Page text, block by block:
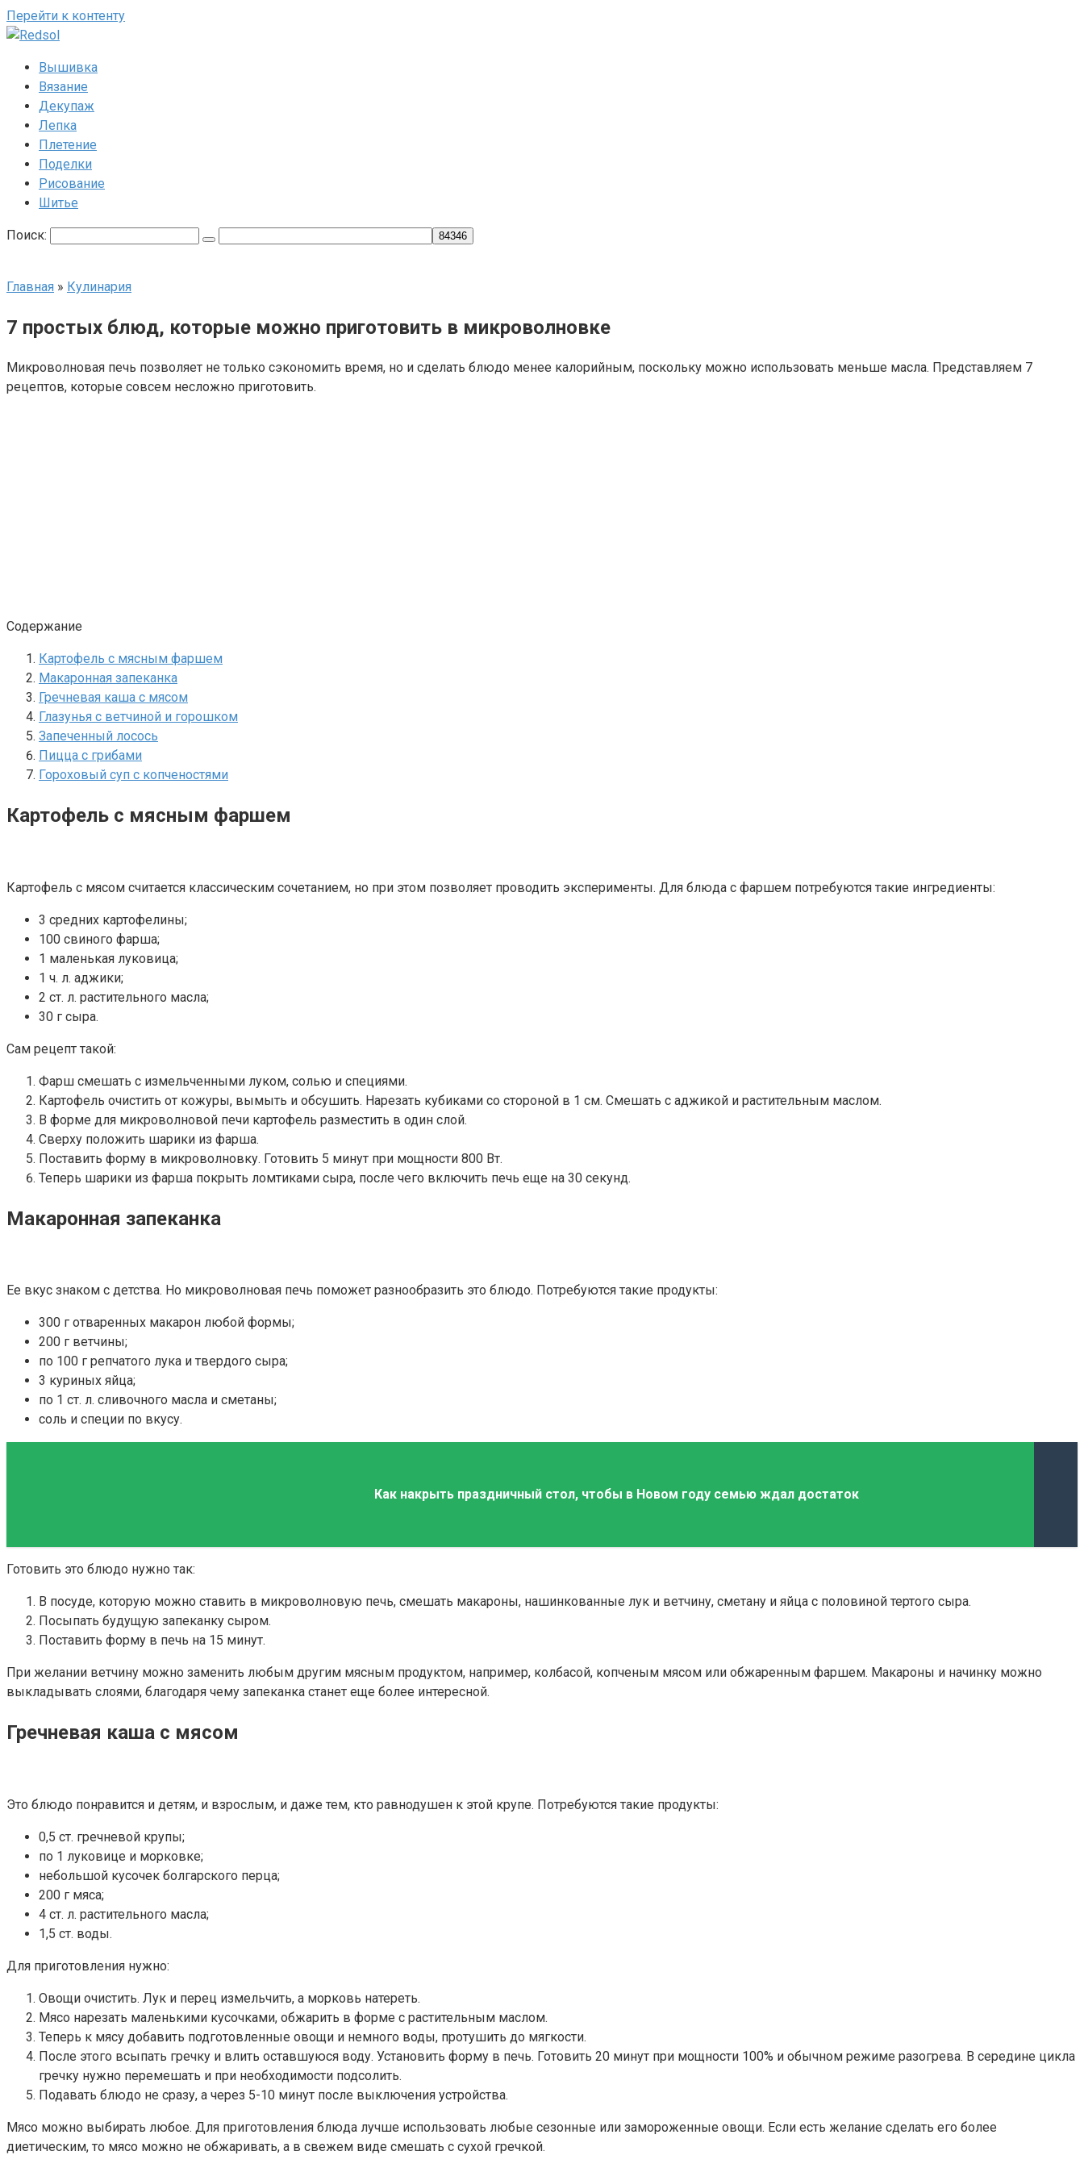
Перейти к контенту
Вышивка
Вязание
Декупаж
Лепка
Плетение
Поделки
Рисование
Шитье
Поиск:
Главная » Кулинария
7 простых блюд, которые можно приготовить в микроволновке
Микроволновая печь позволяет не только сэкономить время, но и сделать блюдо менее калорийным, поскольку можно использовать меньше масла. Представляем 7
рецептов, которые совсем несложно приготовить.
Содержание
Картофель с мясным фаршем
Макаронная запеканка
Гречневая каша с мясом
Глазунья с ветчиной и горошком
Запеченный лосось
Пицца с грибами
Гороховый суп с копченостями
Картофель с мясным фаршем
Картофель с мясом считается классическим сочетанием, но при этом позволяет проводить эксперименты. Для блюда с фаршем потребуются такие ингредиенты:
3 средних картофелины;
100 свиного фарша;
1 маленькая луковица;
1 ч. л. аджики;
2 ст. л. растительного масла;
30 г сыра.
Сам рецепт такой:
Фарш смешать с измельченными луком, солью и специями.
Картофель очистить от кожуры, вымыть и обсушить. Нарезать кубиками со стороной в 1 см. Смешать с аджикой и растительным маслом.
В форме для микроволновой печи картофель разместить в один слой.
Сверху положить шарики из фарша.
Поставить форму в микроволновку. Готовить 5 минут при мощности 800 Вт.
Теперь шарики из фарша покрыть ломтиками сыра, после чего включить печь еще на 30 секунд.
Макаронная запеканка
Ее вкус знаком с детства. Но микроволновая печь поможет разнообразить это блюдо. Потребуются такие продукты:
300 г отваренных макарон любой формы;
200 г ветчины;
по 100 г репчатого лука и твердого сыра;
3 куриных яйца;
по 1 ст. л. сливочного масла и сметаны;
соль и специи по вкусу.
Как накрыть праздничный стол, чтобы в Новом году семью ждал достаток
Готовить это блюдо нужно так:
В посуде, которую можно ставить в микроволновую печь, смешать макароны, нашинкованные лук и ветчину, сметану и яйца с половиной тертого сыра.
Посыпать будущую запеканку сыром.
Поставить форму в печь на 15 минут.
При желании ветчину можно заменить любым другим мясным продуктом, например, колбасой, копченым мясом или обжаренным фаршем. Макароны и начинку можно
выкладывать слоями, благодаря чему запеканка станет еще более интересной.
Гречневая каша с мясом
Это блюдо понравится и детям, и взрослым, и даже тем, кто равнодушен к этой крупе. Потребуются такие продукты:
0,5 ст. гречневой крупы;
по 1 луковице и морковке;
небольшой кусочек болгарского перца;
200 г мяса;
4 ст. л. растительного масла;
1,5 ст. воды.
Для приготовления нужно:
Овощи очистить. Лук и перец измельчить, а морковь натереть.
Мясо нарезать маленькими кусочками, обжарить в форме с растительным маслом.
Теперь к мясу добавить подготовленные овощи и немного воды, протушить до мягкости.
После этого всыпать гречку и влить оставшуюся воду. Установить форму в печь. Готовить 20 минут при мощности 100% и обычном режиме разогрева. В середине цикла
гречку нужно перемешать и при необходимости подсолить.
Подавать блюдо не сразу, а через 5-10 минут после выключения устройства.
Мясо можно выбирать любое. Для приготовления блюда лучше использовать любые сезонные или замороженные овощи. Если есть желание сделать его более
диетическим, то мясо можно не обжаривать, а в свежем виде смешать с сухой гречкой.